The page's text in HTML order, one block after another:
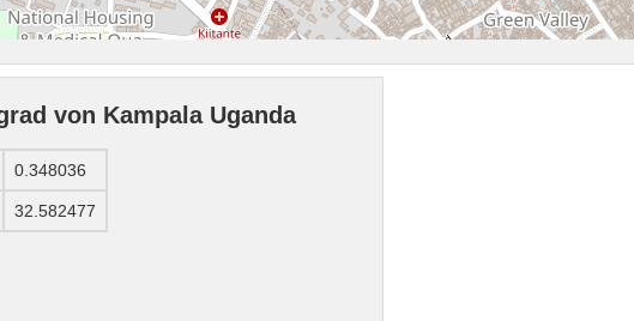
von Kampala Uganda
0.348036
32.582477